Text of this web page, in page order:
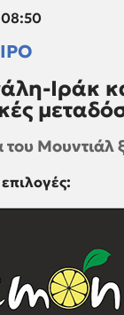
Ιράκ
του